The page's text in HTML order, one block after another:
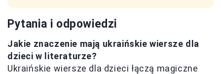
Pytania i odpowiedzi
Jakie znaczenie mają ukraińskie wiersze dla
dzieci w literaturze?
Ukraińskie wiersze dla dzieci łączą magiczne